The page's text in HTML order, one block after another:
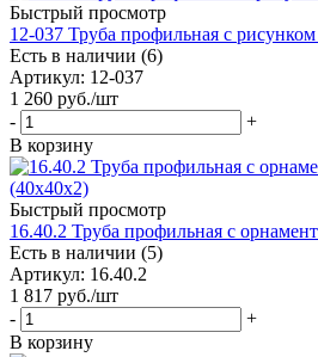
Быстрый просмотр
12-037 Труба профильная с
Есть в наличии (6)
Артикул: 12-037
1 260 руб./шт
-
+
В корзину
Быстрый просмотр
16.40.2 Труба профильная с
Есть в наличии (5)
Артикул: 16.40.2
1 817 руб./шт
-
+
В корзину